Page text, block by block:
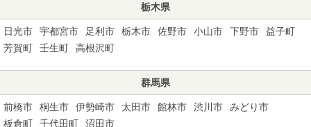
栃木県
日光市 宇都宮市 足利市 栃木市 佐野市 小山市 下野市
益子町
芳賀町
壬生町 高根沢町
群馬県
前橋市 桐生市 伊勢崎市 太田市 館林市 渋川市
みどり市
板倉町
千代田町 沼田市